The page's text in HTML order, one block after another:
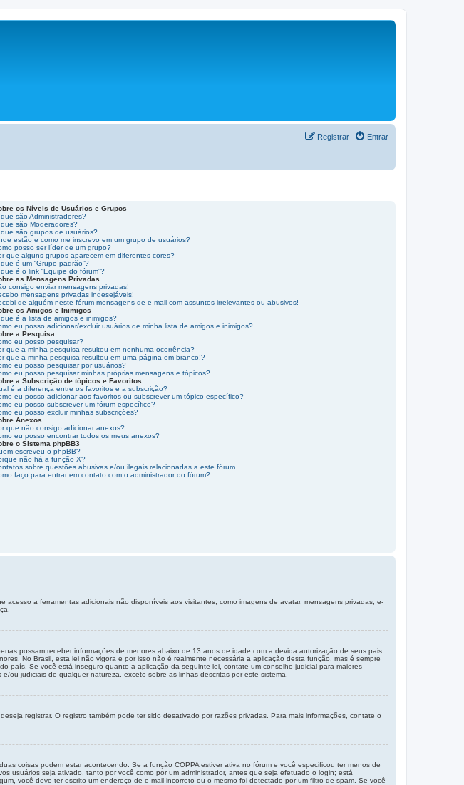
Entrar
Registrar
os Níveis de Usuários e Grupos
são Administradores?
são Moderadores?
são grupos de usuários?
estão e como me inscrevo em um grupo de usuários?
posso ser líder de um grupo?
que alguns grupos aparecem em diferentes cores?
é um “Grupo padrão”?
é o link “Equipe do fórum”?
as Mensagens Privadas
consigo enviar mensagens privadas!
mensagens privadas indesejáveis!
de alguém neste fórum mensagens de e-mail com assuntos irrelevantes ou abusivos!
os Amigos e Inimigos
é a lista de amigos e inimigos?
eu posso adicionar/excluir usuários de minha lista de amigos e inimigos?
a Pesquisa
eu posso pesquisar?
que a minha pesquisa resultou em nenhuma ocorrência?
que a minha pesquisa resultou em uma página em branco!?
eu posso pesquisar por usuários?
eu posso pesquisar minhas próprias mensagens e tópicos?
a Subscrição de tópicos e Favoritos
é a diferença entre os favoritos e a subscrição?
eu posso adicionar aos favoritos ou subscrever um tópico específico?
eu posso subscrever um fórum específico?
eu posso excluir minhas subscrições?
Anexos
que não consigo adicionar anexos?
eu posso encontrar todos os meus anexos?
o Sistema phpBB3
escreveu o phpBB?
não há a função X?
sobre questões abusivas e/ou ilegais relacionadas a este fórum
faço para entrar em contato com o administrador do fórum?
a ferramentas adicionais não disponíveis aos visitantes, como imagens de avatar, mensagens privadas, e-
possam receber informações de menores abaixo de 13 anos de idade com a devida autorização de seus pais
No Brasil, esta lei não vigora e por isso não é realmente necessária a aplicação desta função, mas é sempre
país. Se você está inseguro quanto a aplicação da seguinte lei, contate um conselho judicial para maiores
judiciais de qualquer natureza, exceto sobre as linhas descritas por este sistema.
registrar. O registro também pode ter sido desativado por razões privadas. Para mais informações, contate o
coisas podem estar acontecendo. Se a função COPPA estiver ativa no fórum e você especificou ter menos de
usuários seja ativado, tanto por você como por um administrador, antes que seja efetuado o login; está
você deve ter escrito um endereço de e-mail incorreto ou o mesmo foi detectado por um filtro de spam. Se você